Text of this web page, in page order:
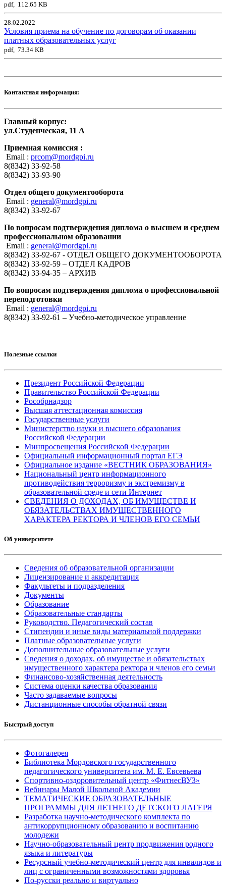
pdf, 112.65 KB
28.02.2022
Условия приема на обучение по договорам об оказании
платных образовательных услуг
pdf, 73.34 KB
Контактная информация:
Главный корпус:
ул.Студенческая, 11 А
Приемная комиссия :
Email : prcom@mordgpi.ru
8(8342) 33-92-58
8(8342) 33-93-90
Отдел общего документооборота
Email : general@mordgpi.ru
8(8342) 33-92-67
По вопросам подтверждения диплома о высшем и среднем
профессиональном образовании
Email : general@mordgpi.ru
8(8342) 33-92-67 - ОТДЕЛ ОБЩЕГО ДОКУМЕНТООБОРОТА
8(8342) 33-92-59 – ОТДЕЛ КАДРОВ
8(8342) 33-94-35 – АРХИВ
По вопросам подтверждения диплома о профессиональной
переподготовки
Email : general@mordgpi.ru
8(8342) 33-92-61 – Учебно-методическое управление
Полезные ссылки
Президент Российской Федерации
Правительство Российской Федерации
Рособрнадзор
Высшая аттестационная комиссия
Государственные услуги
Министерство науки и высшего образования
Российской Федерации
Минпросвещения Российской Федерации
Официальный информационный портал ЕГЭ
Официальное издание «ВЕСТНИК ОБРАЗОВАНИЯ»
Национальный центр информационного
противодействия терроризму и экстремизму в
образовательной среде и сети Интернет
СВЕДЕНИЯ О ДОХОДАХ, ОБ ИМУЩЕСТВЕ И
ОБЯЗАТЕЛЬСТВАХ ИМУЩЕСТВЕННОГО
ХАРАКТЕРА РЕКТОРА И ЧЛЕНОВ ЕГО СЕМЬИ
Об университете
Сведения об образовательной организации
Лицензирование и аккредитация
Факультеты и подразделения
Документы
Образование
Образовательные стандарты
Руководство. Педагогический состав
Стипендии и иные виды материальной поддержки
Платные образовательные услуги
Дополнительные образовательные услуги
Сведения о доходах, об имуществе и обязательствах
имущественного характера ректора и членов его семьи
Финансово-хозяйственная деятельность
Система оценки качества образования
Часто задаваемые вопросы
Дистанционные способы обратной связи
Быстрый доступ
Фотогалерея
Библиотека Мордовского государственного
педагогического университета им. М. Е. Евсевьева
Спортивно-оздоровительный центр «ФитнесВУЗ»
Вебинары Малой Школьной Академии
ТЕМАТИЧЕСКИЕ ОБРАЗОВАТЕЛЬНЫЕ
ПРОГРАММЫ ДЛЯ ЛЕТНЕГО ДЕТСКОГО ЛАГЕРЯ
Разработка научно-методического комплекта по
антикоррупционному образованию и воспитанию
молодежи
Научно-образовательный центр продвижения родного
языка и литературы
Ресурсный учебно-методический центр для инвалидов и
лиц с ограниченными возможностями здоровья
По-русски реально и виртуально